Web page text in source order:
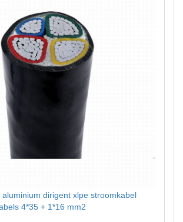
aluminium dirigent xlpe stroomkabel
4*35 + 1*16 mm2